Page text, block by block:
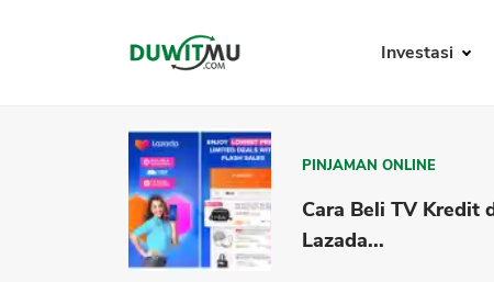
Investasi
PINJAMAN ONLINE
Cara Beli TV Kredit
Lazada...